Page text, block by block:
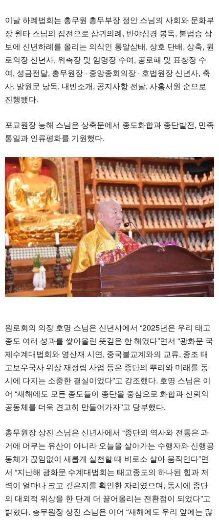
이날 하례법회는 총무원 총무부장 정안 스님의 사회와 문화부
장 월타 스님의 집전으로 삼귀의례, 반야심경 봉독, 불법승 삼
보에 신년하례를 올리는 의식인 통알삼배, 상호 단배, 상축, 원
로의장 신년사, 위촉장 및 임명장 수여, 공로패 및 표창장 수
여, 성금전달, 총무원장 · 중앙종회의장 · 호법원장 신년사, 축
사, 발원문 낭독, 내빈소개, 공지사항 전달, 사홍서원 순으로
진행됐다.
포교원장 능해 스님은 상축문에서 종도화합과 종단발전, 민족
통일과 인류평화를 기원했다.
원로회의 의장 호명 스님은 신년사에서 “2025년은 우리 태고
종도 여러 성과를 쌓아올린 뜻깊은 한 해였다”면서 “광화문 국
제수계대법회와 영산재 시연, 중국불교계와의 교류, 종조 태
고보우국사 위상 재정립 사업 등은 종단의 뿌리와 미래를 동
시에 다지는 소중한 결실이었다”고 강조했다. 호명 스님은 이
어 “새해에도 모든 종도들이 종단을 중심으로 화합과 신뢰의
공동체를 더욱 견고히 만들어가자”고 당부했다.
총무원장 상진 스님은 신년사에서 “종단의 역사와 전통은 과
거에 머무는 유산이 아니라 오늘을 살아가는 수행자와 신행공
동체가 끊임없이 새롭게 실천할 때 비로소 살아 움직인다”면
서 “지난해 광화문 수계대법회는 태고종도의 하나된 힘과 저
력이 얼마나 크고 깊은지를 확인한 자리였으며, 동시에 종단
의 대외적 위상을 한 단계 더 끌어올리는 전환점이 되었다”고
밝혔다. 총무원장 상진 스님은 이어 “새해에도 우리 앞에는 많